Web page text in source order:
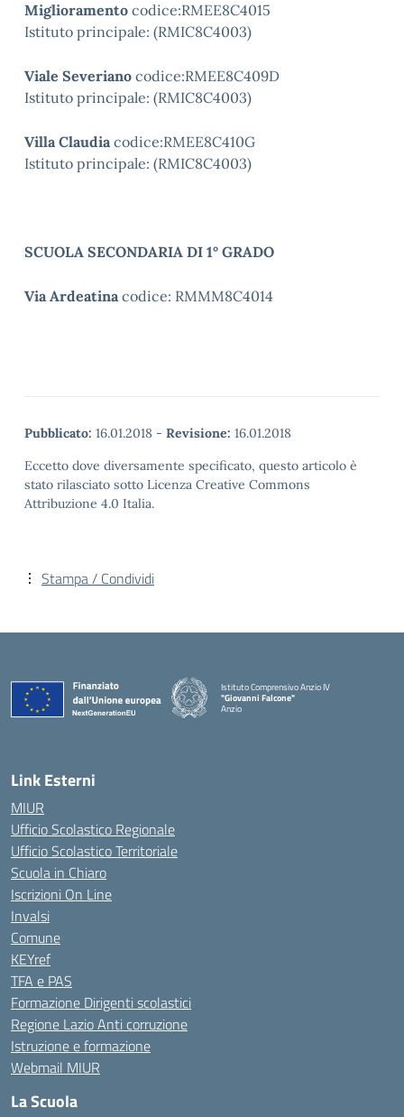
Miglioramento codice:RMEE8C4015
Istituto principale: (RMIC8C4003)
Viale Severiano codice:RMEE8C409D
Istituto principale: (RMIC8C4003)
Villa Claudiacodice:RMEE8C410G
Istituto principale: (RMIC8C4003)
SCUOLA SECONDARIA DI 1° GRADO
Via Ardeatinacodice: RMMM8C4014
Pubblicato: 16.01.2018 - Revisione: 16.01.2018
Eccetto dove diversamente specificato, questo articolo è
stato rilasciato sotto Licenza Creative Commons
Attribuzione 4.0 Italia.
Stampa / Condividi
Istituto Comprensivo Anzio IV
"Giovanni Falcone"
Anzio
Link Esterni
MIUR
Ufficio Scolastico Regionale
Ufficio Scolastico Territoriale
Scuola in Chiaro
Iscrizioni On Line
Invalsi
Comune
KEYref
TFA e PAS
Formazione Dirigenti scolastici
Regione Lazio Anti corruzione
Istruzione e formazione
Webmail MIUR
La Scuola